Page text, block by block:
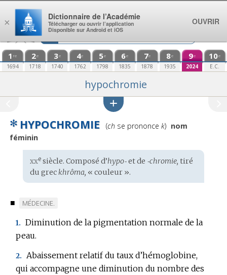
Aller au contenu
1 re
1694
2e
1718
3e
1740
4e
1762
5e
1798
6e
1835
7e
1878
8e
1935
9e
2024
10e
E.C.
hypochromie
✻ HYPOCHROMIE
Prononciation
(chse prononce k) nom
féminin
Étymologie
:
xxesiècle. Composé d’hypo‑et de ‑chromie, tiré
du greckhrôma, « couleur ».
■
MARQUE
DOMAINE
:
MÉDECINE.
1. Diminution de la pigmentation normale de la
peau.
2.
Abaissement relatif du taux d’hémoglobine,
qui accompagne une diminution du nombre des
×
Dictionnaire de l’Académie
Télécharger ou ouvrir l’application
Disponible sur Android et iOS
OUVRIR